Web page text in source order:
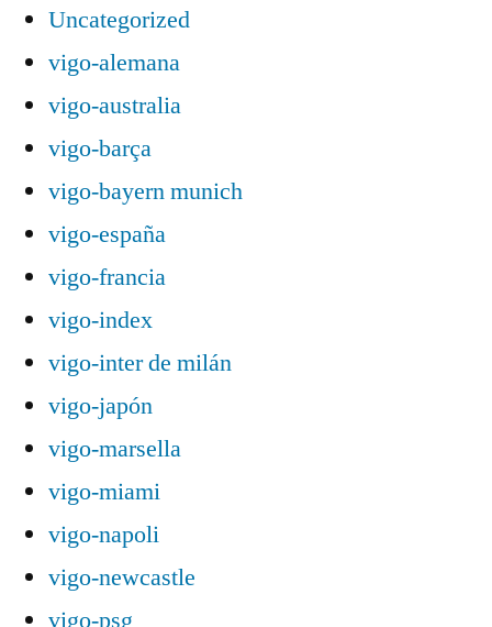
Uncategorized
vigo-alemana
vigo-australia
vigo-barça
vigo-bayern munich
vigo-españa
vigo-francia
vigo-index
vigo-inter de milán
vigo-japón
vigo-marsella
vigo-miami
vigo-napoli
vigo-newcastle
vigo-psg